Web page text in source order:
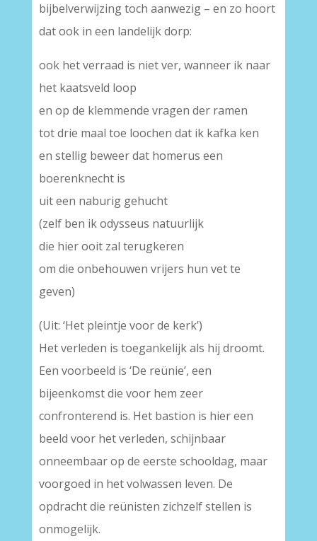
bijbelverwijzing toch aanwezig – en zo hoort
dat ook in een landelijk dorp:
ook het verraad is niet ver, wanneer ik naar
het kaatsveld loop
en op de klemmende vragen der ramen
tot drie maal toe loochen dat ik kafka ken
en stellig beweer dat homerus een
boerenknecht is
uit een naburig gehucht
(zelf ben ik odysseus natuurlijk
die hier ooit zal terugkeren
om die onbehouwen vrijers hun vet te
geven)
(Uit: ‘Het pleintje voor de kerk’)
Het verleden is toegankelijk als hij droomt.
Een voorbeeld is ‘De reünie’, een
bijeenkomst die voor hem zeer
confronterend is. Het bastion is hier een
beeld voor het verleden, schijnbaar
onneembaar op de eerste schooldag, maar
voorgoed in het volwassen leven. De
opdracht die reünisten zichzelf stellen is
onmogelijk.